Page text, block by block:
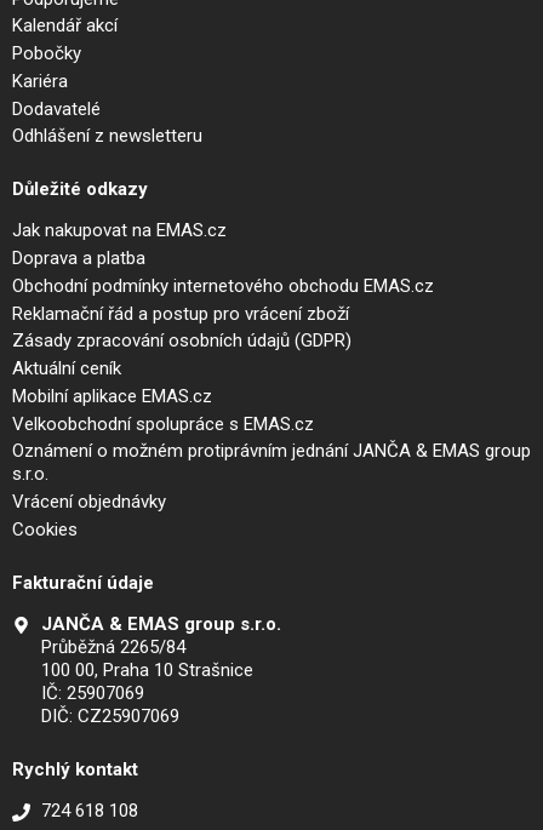
Kalendář akcí
Pobočky
Kariéra
Dodavatelé
Odhlášení z newsletteru
Důležité odkazy
Jak nakupovat na EMAS.cz
Doprava a platba
Obchodní podmínky internetového obchodu EMAS.cz
Reklamační řád a postup pro vrácení zboží
Zásady zpracování osobních údajů (GDPR)
Aktuální ceník
Mobilní aplikace EMAS.cz
Velkoobchodní spolupráce s EMAS.cz
Oznámení o možném protiprávním jednání JANČA & EMAS group
s.r.o.
Vrácení objednávky
Cookies
Fakturační údaje
JANČA & EMAS group s.r.o.
Průběžná 2265/84
100 00, Praha 10 Strašnice
IČ: 25907069
DIČ: CZ25907069
Rychlý kontakt
724 618 108